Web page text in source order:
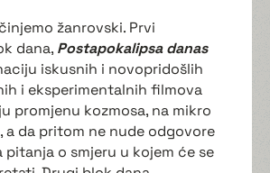
žanrovski. Prvi
dana, Postapokalipsa danas
iskusnih i novopridošlih
i eksperimentalnih filmova
promjenu kozmosa, na mikro
a da pritom ne nude odgovore
pitanja o smjeru u kojem će se